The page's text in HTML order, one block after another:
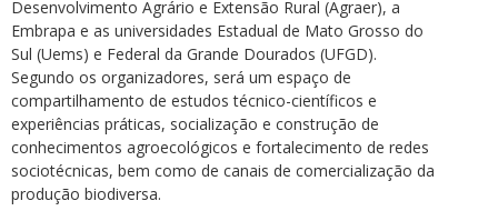
Desenvolvimento Agrário e Extensão Rural (Agraer), a
Embrapa e as universidades Estadual de Mato Grosso do
Sul (Uems) e Federal da Grande Dourados (UFGD).
Segundo os organizadores, será um espaço de
compartilhamento de estudos técnico-científicos e
experiências práticas, socialização e construção de
conhecimentos agroecológicos e fortalecimento de redes
sociotécnicas, bem como de canais de comercialização da
produção biodiversa.